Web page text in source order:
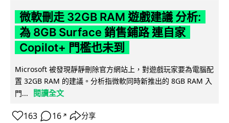
微軟刪走 32GB RAM 遊戲建議 分析:
為 8GB Surface 銷售鋪路 連自家
Copilot+ 門檻也未到
Microsoft 被發現靜靜刪除官方網站上，對遊戲玩家要為電腦配
置 32GB RAM 的建議。分析指微軟同時新推出的 8GB RAM 入
門...
閱讀全文
163 16 ↗ 分享